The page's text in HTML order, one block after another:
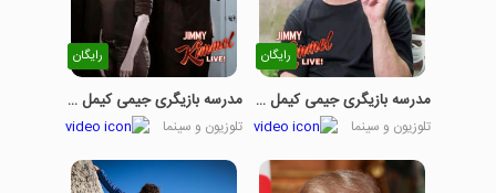
رایگان
مدرسه بازیگری جیمی کیمل - قسمت 1
تلوزیون و سینما
رایگان
مدرسه بازیگری جیمی کیمل - قسمت 2
تلوزیون و سینما